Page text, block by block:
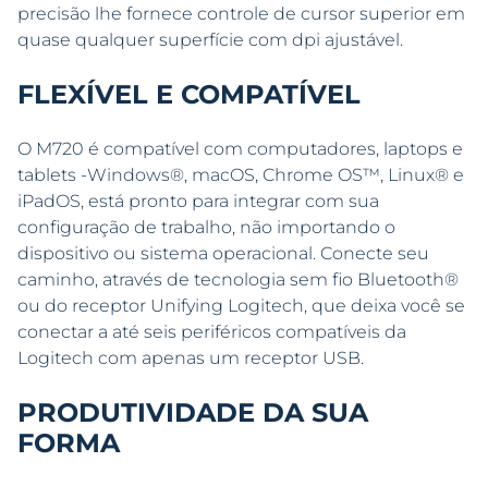
precisão lhe fornece controle de cursor superior em
quase qualquer superfície com dpi ajustável.
FLEXÍVEL E COMPATÍVEL
O M720 é compatível com computadores, laptops e
tablets -Windows®, macOS, Chrome OS™, Linux® e
iPadOS, está pronto para integrar com sua
configuração de trabalho, não importando o
dispositivo ou sistema operacional. Conecte seu
caminho, através de tecnologia sem fio Bluetooth®
ou do receptor Unifying Logitech, que deixa você se
conectar a até seis periféricos compatíveis da
Logitech com apenas um receptor USB.
PRODUTIVIDADE DA SUA
FORMA